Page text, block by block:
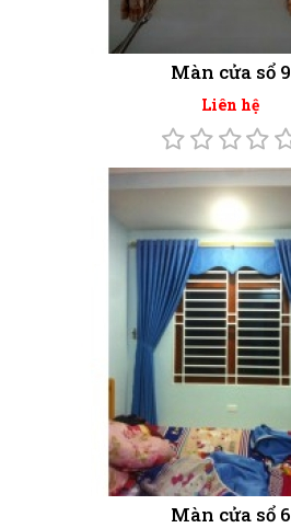
Màn cửa sổ 9
Liên hệ
Màn cửa sổ 6